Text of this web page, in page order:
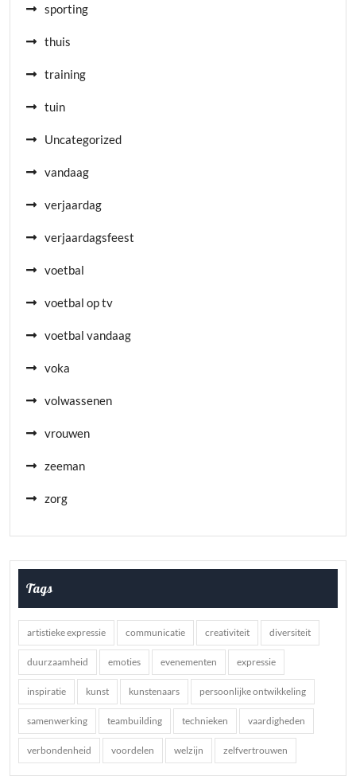
sporting
thuis
training
tuin
Uncategorized
vandaag
verjaardag
verjaardagsfeest
voetbal
voetbal op tv
voetbal vandaag
voka
volwassenen
vrouwen
zeeman
zorg
Tags
artistieke expressie communicatie creativiteit diversiteit
duurzaamheid emoties evenementen expressie
inspiratie kunst kunstenaars persoonlijke ontwikkeling
samenwerking teambuilding technieken vaardigheden
verbondenheid voordelen welzijn zelfvertrouwen